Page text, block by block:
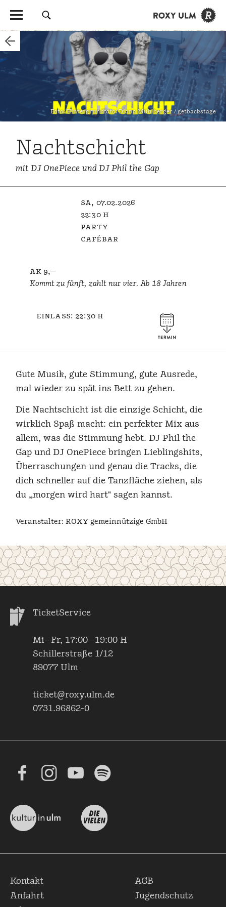
Foto: Hintergrundfoto: Diana Mühlberger / getbackstage
Nachtschicht
mit DJ OnePiece und DJ Phil the Gap
sa, 07.02.2026
22:30 h
party
cafébar
ak 9,—
Kommt zu fünft, zahlt nur vier. Ab 18 Jahren
einlass: 22:30 h
Gute Musik, gute Stimmung, gute Ausrede,
mal wieder zu spät ins Bett zu gehen.
Die Nachtschicht ist die einzige Schicht, die
wirklich Spaß macht: ein perfekter Mix aus
allem, was die Stimmung hebt. DJ Phil the
Gap und DJ OnePiece bringen Lieblingshits,
Überraschungen und genau die Tracks, die
dich schneller auf die Tanzfläche ziehen, als
du „morgen wird hart" sagen kannst.
Veranstalter: ROXY gemeinnützige GmbH
TicketService
Mi—Fr, 17:00—19:00 H
Schillerstraße 1/12
89077 Ulm
ticket@roxy.ulm.de
0731.96862-0
Kontakt
Anfahrt
AGB
Jugendschutz